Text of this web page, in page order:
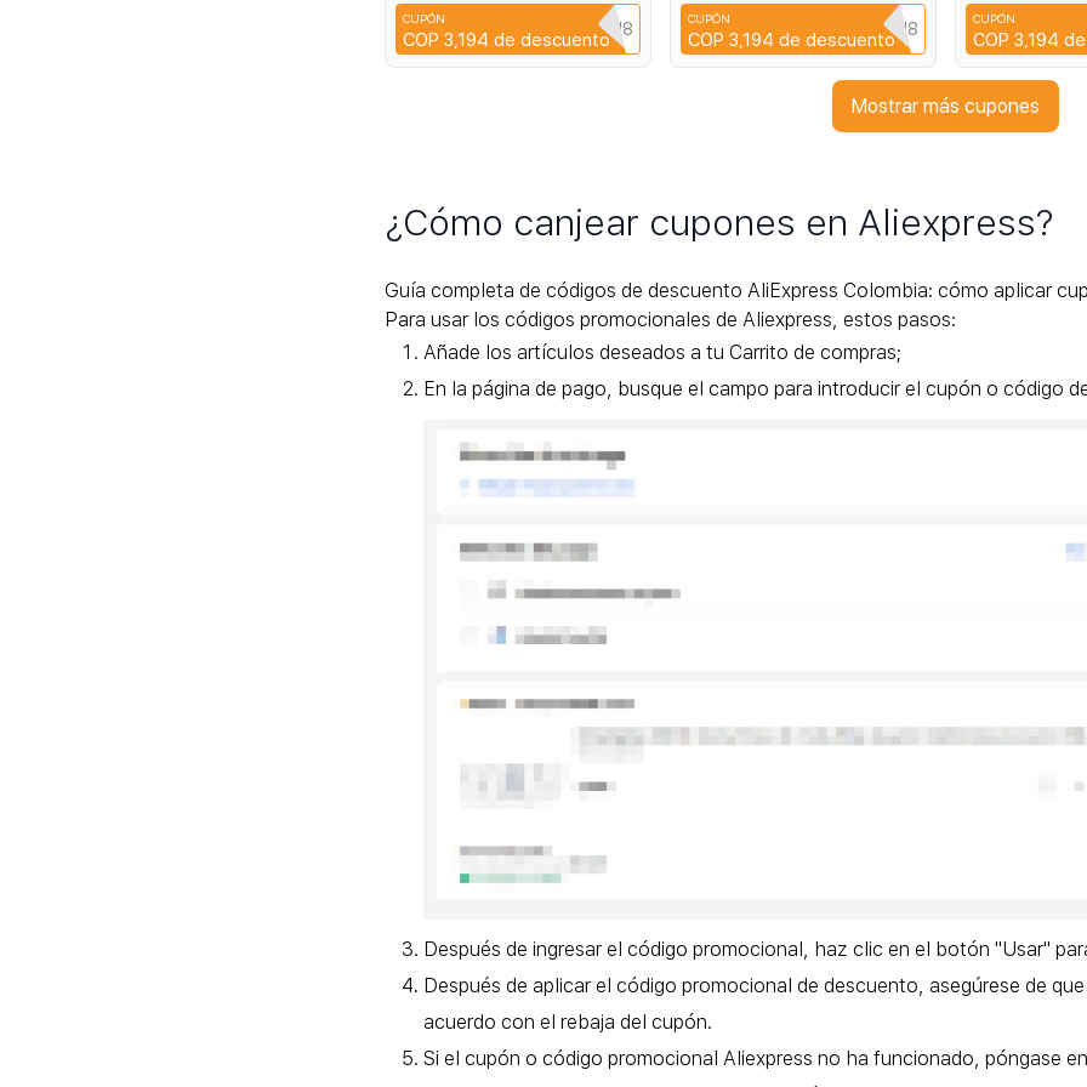
14 13 12
CUPÓN
COP 3,194 de descuento
CYPQ3XAVLEH8
contra arañazos 14 14 13 12
CUPÓN
COP 3,194 de descuento
CYPQ3XAVLEH8
Cubierta
HD Cuántico
10 7T
CUPÓN
COP 3,194
Mostrar más cupones
¿Cómo canjear cupones en Aliexpress?
Guía completa de códigos de descuento AliExpress Colombia: cómo aplicar
Para usar los códigos promocionales de Aliexpress, estos pasos:
Añade los artículos deseados a tu Carrito de compras;
En la página de pago, busque el campo para introducir el cupón o código
Después de ingresar el código promocional, haz clic en el botón "Usar"
Después de aplicar el código promocional de descuento, asegúrese de
acuerdo con el rebaja del cupón.
Si el cupón o código promocional Aliexpress no ha funcionado, póngase